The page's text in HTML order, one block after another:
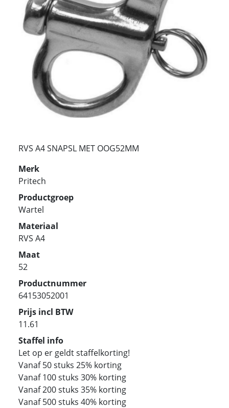
RVS A4 SNAPSL MET OOG52MM
Merk
Pritech
Productgroep
Wartel
Materiaal
RVS A4
Maat
52
Productnummer
64153052001
Prijs incl BTW
11.61
Staffel info
Let op er geldt staffelkorting!
Vanaf 50 stuks 25% korting
Vanaf 100 stuks 30% korting
Vanaf 200 stuks 35% korting
Vanaf 500 stuks 40% korting